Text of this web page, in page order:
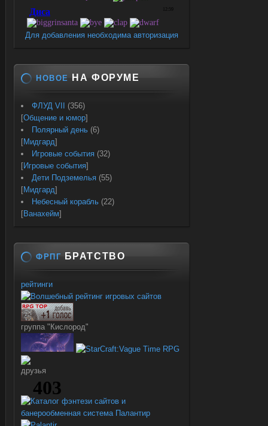
Для добавления необходима авторизация
НОВОЕ НА ФОРУМЕ
ФЛУД VII
(356)
[Общение и юмор]
Полярный день (6)
[Мидгард]
Игровые события (32)
[Игровые события]
Дети Подземелья (55)
[Мидгард]
Небесный корабль (22)
[Ванахейм]
ФРПГ БРАТСТВО
рейтинги
группа "Кислород"
друзья